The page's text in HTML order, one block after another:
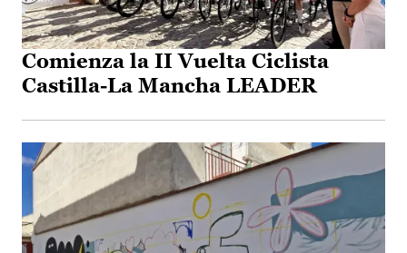
Comienza la II Vuelta Ciclista
Castilla-La Mancha LEADER